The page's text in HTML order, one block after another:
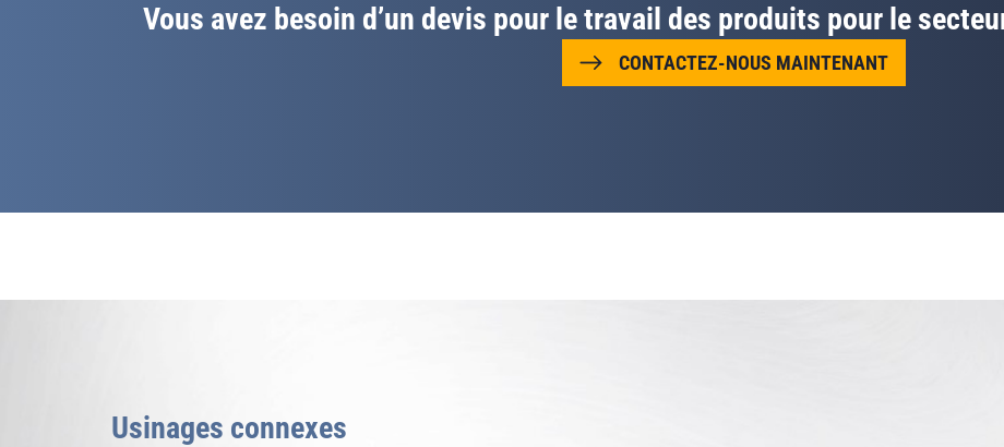
Vous avez besoin d’un devis pour le travail des produits pour le
CONTACTEZ-NOUS MAINTENANT
Usinages connexes